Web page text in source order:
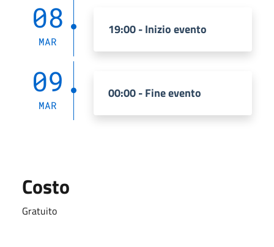
08
MAR
19:00 - Inizio evento
09
MAR
00:00 - Fine evento
Costo
Gratuito